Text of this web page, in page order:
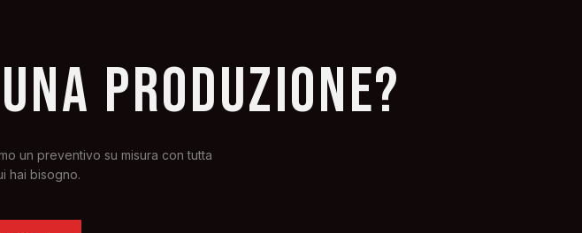
PRODUZIONE?
un preventivo su misura con tutta
hai bisogno.